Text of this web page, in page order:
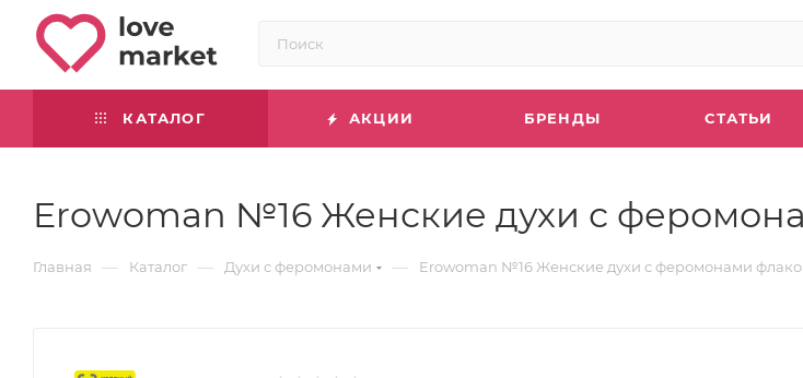
КАТАЛОГ АКЦИИ БРЕНДЫ СТАТЬИ
Erowoman №16 Женские духи с
Главная — Каталог — Духи с феромонами — Erowoman №16 Женские духи с феромонами